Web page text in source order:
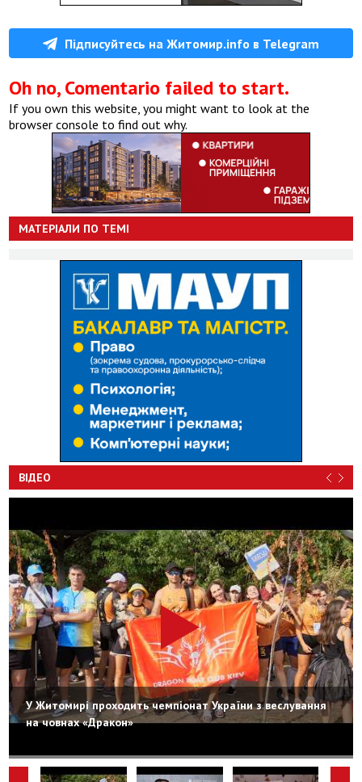
Підписуйтесь на Житомир.info в Telegram
Oh no, Comentario failed to start.
If you own this website, you might want to look at the
browser console to find out why.
МАТЕРІАЛИ ПО ТЕМІ
ВІДЕО
У Житомирі проходить чемпіонат України з веслування
на човнах «Дракон»